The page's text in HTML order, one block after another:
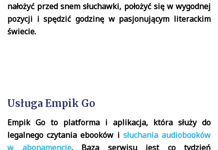
nałożyć przed snem słuchawki, położyć się w wygodnej
pozycji i spędzić godzinę w pasjonującym literackim
świecie.
Usługa Empik Go
Empik Go to platforma i aplikacja, która służy do
legalnego czytania ebooków i słuchania audiobooków
w abonamencie. Baza serwisu jest co tydzień